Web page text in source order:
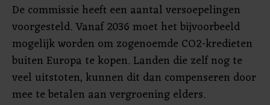
De commissie heeft een aantal versoepelingen
voorgesteld. Vanaf 2036 moet het bijvoorbeeld
mogelijk worden om zogenoemde CO2-kredieten
buiten Europa te kopen. Landen die zelf nog te
veel uitstoten, kunnen dit dan compenseren door
mee te betalen aan vergroening elders.